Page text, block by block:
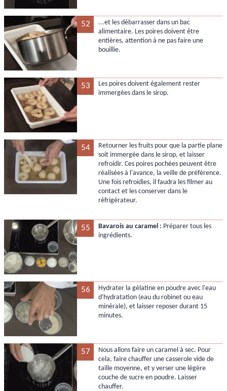
52
...et les débarrasser dans un bac
alimentaire. Les poires doivent être
entières, attention à ne pas faire une
bouillie.
53
Les poires doivent également rester
immergées dans le sirop.
54
Retourner les fruits pour que la partie plane
soit immergée dans le sirop, et laisser
refroidir. Ces poires pochées peuvent être
réalisées à l'avance, la veille de préférence.
Une fois refroidies, il faudra les filmer au
contact et les conserver dans le
réfrigérateur.
55 Bavarois au caramel : Préparer tous les
ingrédients.
56
Hydrater la gélatine en poudre avec l'eau
d'hydratation (eau du robinet ou eau
minérale), et laisser reposer durant 15
minutes.
57
Nous allons faire un caramel à sec. Pour
cela, faire chauffer une casserole vide de
taille moyenne, et y verser une légère
couche de sucre en poudre. Laisser
chauffer.